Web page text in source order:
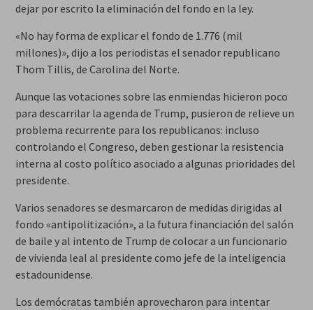
dejar por escrito la eliminación del fondo en la ley.
«No hay forma de explicar el fondo de 1.776 (mil
millones)», dijo a los periodistas el senador republicano
Thom Tillis, de Carolina del Norte.
Aunque las votaciones sobre las enmiendas hicieron poco
para descarrilar la agenda de Trump, pusieron de relieve un
problema recurrente para los republicanos: incluso
controlando el Congreso, deben gestionar la resistencia
interna al costo político asociado a algunas prioridades del
presidente.
Varios senadores se desmarcaron de medidas dirigidas al
fondo «antipolitización», a la futura financiación del salón
de baile y al intento de Trump de colocar a un funcionario
de vivienda leal al presidente como jefe de la inteligencia
estadounidense.
Los demócratas también aprovecharon para intentar